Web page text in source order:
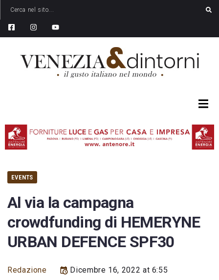
EVENTS
Al via la campagna
crowdfunding di HEMERYNE
URBAN DEFENCE SPF30
Redazione Dicembre 16, 2022 at 6:55